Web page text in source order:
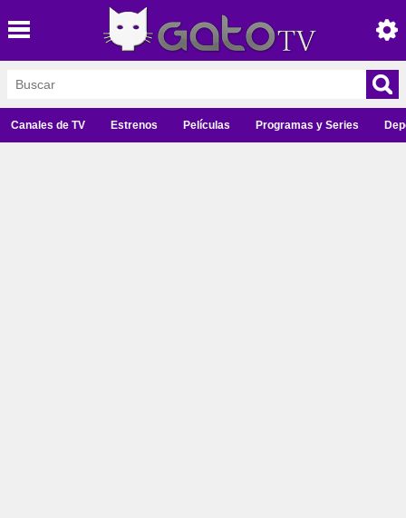
Canales de TV Estrenos Películas Programas y Series